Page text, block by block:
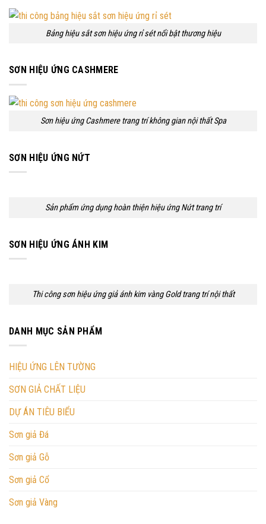
Bảng hiệu sắt sơn hiệu ứng rỉ sét nổi bật thương hiệu
SƠN HIỆU ỨNG CASHMERE
Sơn hiệu ứng Cashmere trang trí không gian nội thất Spa
SƠN HIỆU ỨNG NỨT
Sản phẩm ứng dụng hoàn thiện hiệu ứng Nứt trang trí
SƠN HIỆU ỨNG ÁNH KIM
Thi công sơn hiệu ứng giả ánh kim vàng Gold trang trí nội thất
DANH MỤC SẢN PHẨM
HIỆU ỨNG LÊN TƯỜNG
SƠN GIẢ CHẤT LIỆU
DỰ ÁN TIÊU BIỂU
Sơn giả Đá
Sơn giả Gỗ
Sơn giả Cổ
Sơn giả Vàng